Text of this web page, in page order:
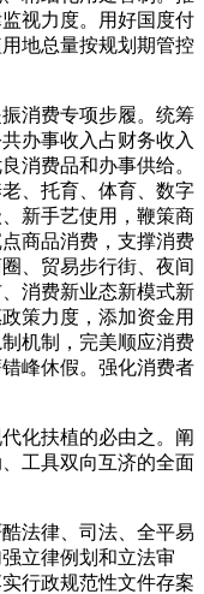
视力度。用好国度付
地总量按规划期管控
消费专项步履。统筹
办事收入占财务收入
消费品和办事供给。
、托育、体育、数字
新手艺使用，鞭策商
商品消费，支撑消费
、贸易步行街、夜间
消费新业态新模式新
策力度，添加资金用
机制，完美顺应消费
峰休假。强化消费者
化扶植的必由之。阐
工具双向互济的全面
法律、司法、全平易
立律例划和立法审
行政规范性文件存案